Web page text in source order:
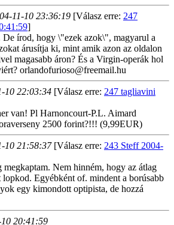
11-10 23:36:19 [Válasz erre: 247
]
írod, hogy \"ezek azok\", magyarul a
árusítja ki, mint amik azon az oldalon
magasabb áron? És a Virgin-operák hol
orlandofurioso@freemail.hu
10 22:03:34 [Válasz erre: 247 tagliavini
van! Pl Harnoncourt-P.L. Aimard
2500 forint?!!! (9,99EUR)
10 21:58:37[Válasz erre: 243 Steff 2004-
Nem hinném, hogy az átlag
lopkod. Egyébként of. mindent a borúsabb
egy kimondott optipista, de hozzá
20:41:59